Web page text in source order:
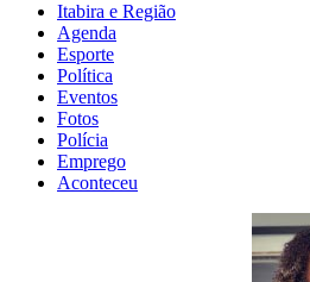
Itabira e Região
Agenda
Esporte
Política
Eventos
Fotos
Polícia
Emprego
Aconteceu